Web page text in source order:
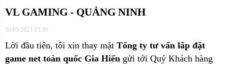
VL GAMING - QUẢNG NINH
30/05/2023 15:39
Lời đầu tiên, tôi xin thay mặt Tổng ty tư vấn lắp đặt
game net toàn quốc Gia Hiến gửi tới Quý Khách hàng